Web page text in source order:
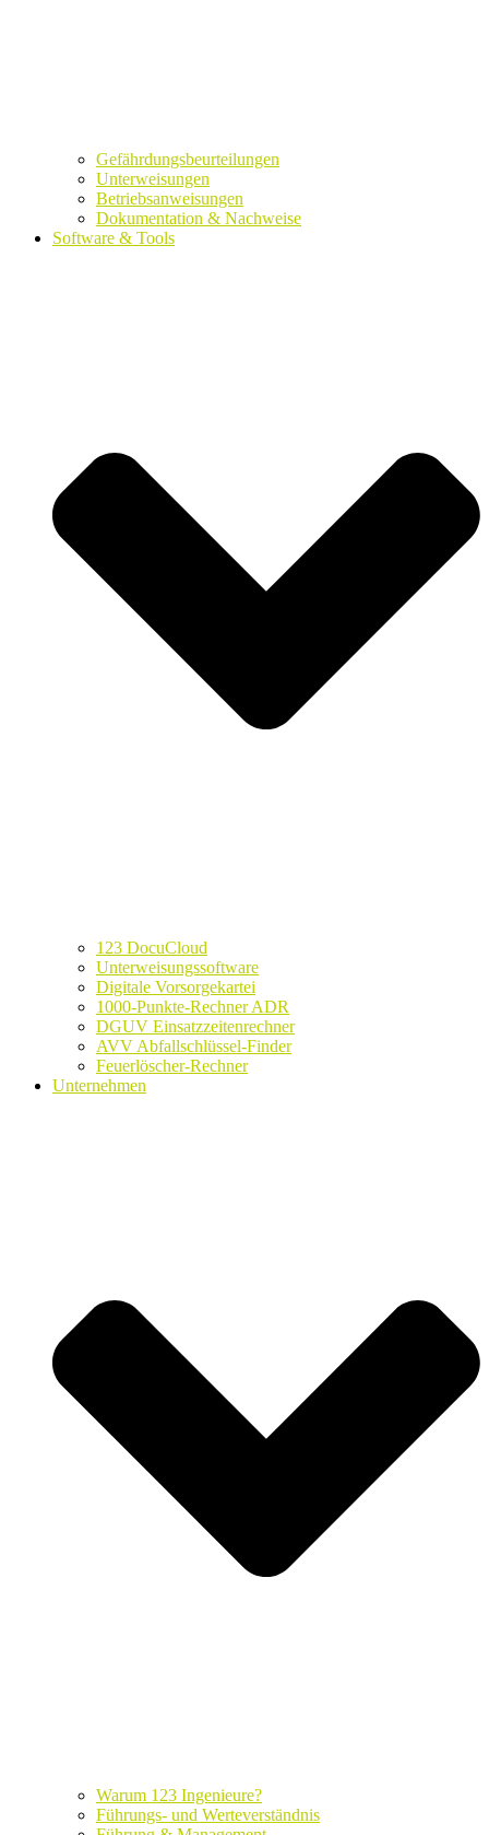
Gefährdungsbeurteilungen
Unterweisungen
Betriebsanweisungen
Dokumentation & Nachweise
Software & Tools
123 DocuCloud
Unterweisungssoftware
Digitale Vorsorgekartei
1000-Punkte-Rechner ADR
DGUV Einsatzzeitenrechner
AVV Abfallschlüssel-Finder
Feuerlöscher-Rechner
Unternehmen
Warum 123 Ingenieure?
Führungs- und Werteverständnis